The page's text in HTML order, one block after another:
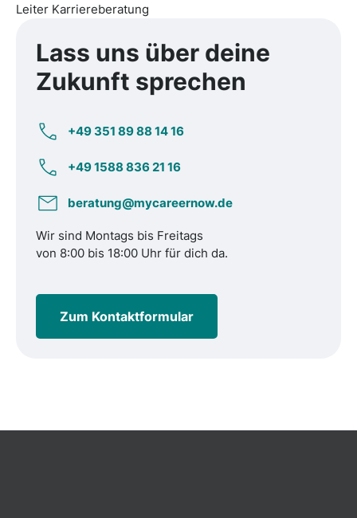
Leiter Karriereberatung
Lass uns über deine
Zukunft sprechen
+49 351 89 88 14 16
+49 1588 836 21 16
beratung@mycareernow.de
Wir sind Montags bis Freitags
von 8:00 bis 18:00 Uhr für dich da.
Zum Kontaktformular